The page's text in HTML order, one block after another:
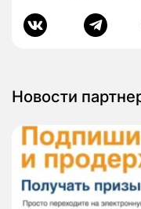
Новости